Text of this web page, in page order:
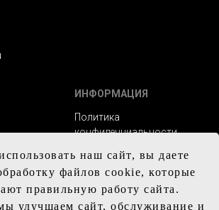
наш сайт, вы даете
файлов cookie, которые
правильную работу сайта.
улучшаем сайт, обслуживание и
ИНФОРМАЦИЯ
Политика
конфиденциальности
Заказ и сроки
изготовления
Доставка